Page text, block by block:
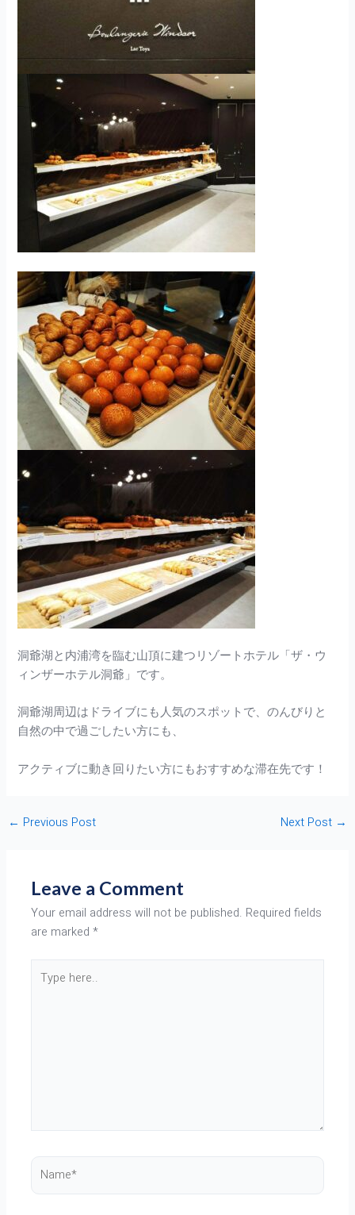
洞爺湖と内浦湾を臨む山頂に建つリゾートホテル「ザ・ウ
ィンザーホテル洞爺」です。
洞爺湖周辺はドライブにも人気のスポットで、のんびりと
自然の中で過ごしたい方にも、
アクティブに動き回りたい方にもおすすめな滞在先です！
← Previous Post Next Post →
Leave a Comment
Your email address will not be published. Required fields
are marked*
Type
Name*